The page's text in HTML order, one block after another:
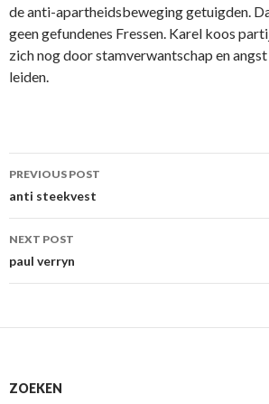
de anti-apartheidsbeweging getuigden.
geen gefundenes Fressen. Karel koos
zich nog door stamverwantschap en
leiden.
Post
navigation
PREVIOUS POST
anti steekvest
NEXT POST
paul verryn
ZOEKEN